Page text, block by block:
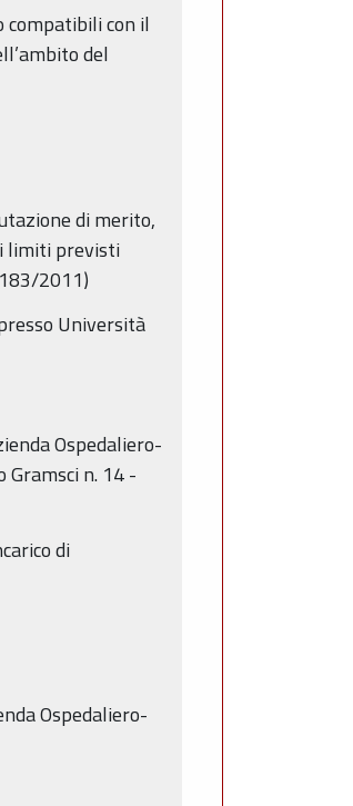
compatibili con il
del
di merito,
limiti previsti
2011)
Università
Ospedaliero-
n. 14 -
di
Ospedaliero-